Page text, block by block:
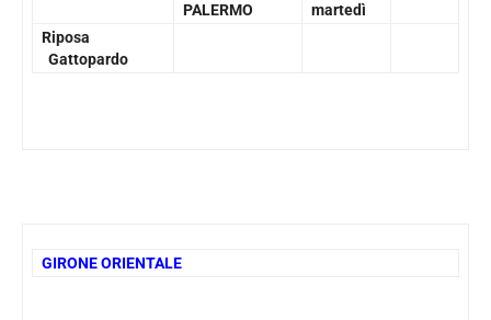
PALERMO
martedì
Riposa
Gattopardo
GIRONE ORIENTALE